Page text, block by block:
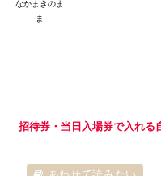
なかまきのま
ま
招待券・当日 入場券で入れる